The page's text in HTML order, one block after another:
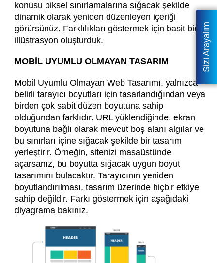
Sizi Arayalım
konusu piksel sınırlamalarına sığacak şekilde
dinamik olarak yeniden düzenleyen içeriği
görürsünüz. Farklılıkları göstermek için basit bir
illüstrasyon oluşturduk.
MOBİL UYUMLU OLMAYAN TASARIM
Mobil Uyumlu Olmayan Web Tasarımı, yalnızca
belirli tarayıcı boyutları için tasarlandığından veya
birden çok sabit düzen boyutuna sahip
olduğundan farklıdır. URL yüklendiğinde, ekran
boyutuna bağlı olarak mevcut boş alanı algılar ve
bu sınırları içine sığacak şekilde bir tasarım
yerleştirir. Örneğin, sitenizi masaüstünde
açarsanız, bu boyutta sığacak uygun boyut
tasarımını bulacaktır. Tarayıcının yeniden
boyutlandırılması, tasarım üzerinde hiçbir etkiye
sahip değildir. Farkı göstermek için aşağıdaki
diyagrama bakınız.